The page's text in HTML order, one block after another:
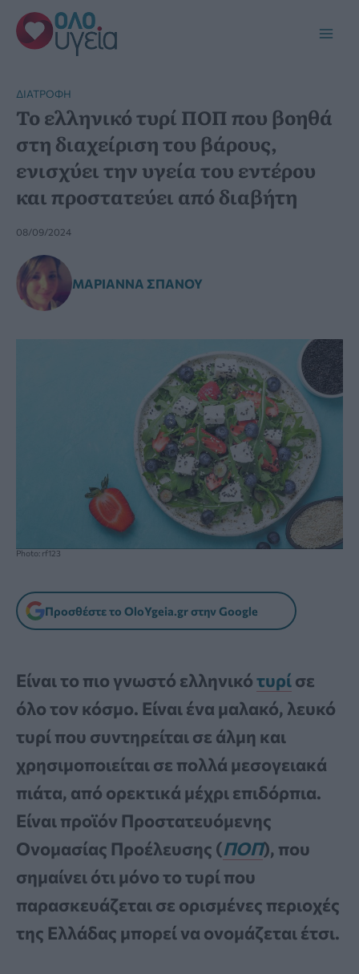
Μετάβαση
στο
περιεχόμενο
ΔΙΑΤΡΟΦΉ
Το ελληνικό τυρί ΠΟΠ που βοηθά
στη διαχείριση του βάρους,
ενισχύει την υγεία του εντέρου
και προστατεύει από διαβήτη
08/09/2024
ΜΑΡΙΆΝΝΑ ΣΠΑΝΟΎ
Photo: rf123
Προσθέστε το OloYgeia.gr στην Google
Είναι το πιο γνωστό ελληνικότυρίσε
όλο τον κόσμο. Είναι ένα μαλακό, λευκό
τυρί που συντηρείται σε άλμη και
χρησιμοποιείται σε πολλά μεσογειακά
πιάτα, από ορεκτικά μέχρι επιδόρπια.
Είναι προϊόν Προστατευόμενης
Ονομασίας Προέλευσης (ΠΟΠ), που
σημαίνει ότι μόνο το τυρί που
παρασκευάζεται σε ορισμένες περιοχές
της Ελλάδας μπορεί να ονομάζεται έτσι.